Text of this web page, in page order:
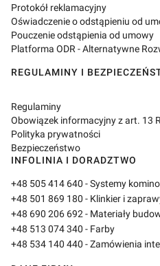
Protokół reklamacyjny
Oświadczenie o odstąpieniu od
Pouczenie odstąpienia od umowy
Platforma ODR - Alternatywne
REGULAMINY I
Regulaminy
Obowiązek informacyjny z art. 13
Polityka prywatności
Bezpieczeństwo
INFOLINIA I DORADZTWO
+48 505 414 640 - Systemy
+48 501 869 180 - Klinkier i
+48 690 206 692 - Materiały
+48 513 074 340 - Farby
+48 534 140 440 - Zamówienia